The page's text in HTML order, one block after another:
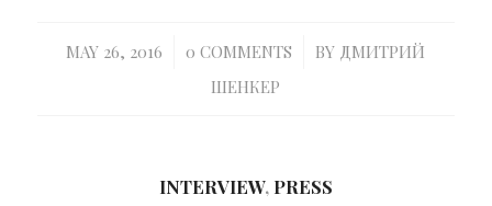
MAY 26, 2016
/ 0 COMMENTS
/ BY ДМИТРИЙ
ШЕНКЕР
INTERVIEW, PRESS